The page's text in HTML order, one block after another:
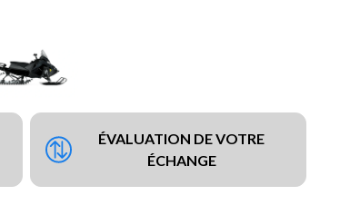
ÉVALUATION DE VOTRE
ÉCHANGE